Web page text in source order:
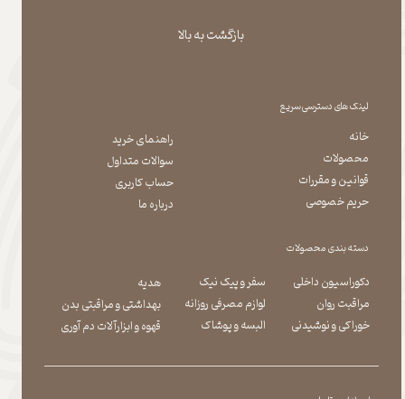
بازگشت به بالا
لینک های دسترسی سریع
دسته بندی محصولات
خانه
محصولات
قوانین و مقررات
حریم خصوصی
راهنمای خرید
سوالات متداول
حساب کاربری
درباره ما
دکوراسیون داخلی
مراقبت روان
​​​​​​​خوراکی و نوشیدنی
سفر و پیک نیک
لوازم مصرفی روزانه
​​​​​​​البسه و پوشاک
هدیه
بهداشتی و مراقبتی بدن
​​​​​​​قهوه و ابزارآلات دم آوری